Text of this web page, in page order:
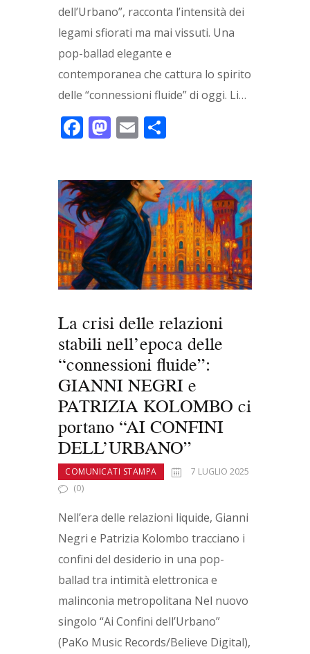
dell’Urbano”, racconta l’intensità dei
legami sfiorati ma mai vissuti. Una
pop-ballad elegante e
contemporanea che cattura lo spirito
delle “connessioni fluide” di oggi. Li…
F
b
o
o
k
M
d
o
n
E
l di
vi
di
La crisi delle relazioni
stabili nell’epoca delle
“connessioni fluide”:
GIANNI NEGRI e
PATRIZIA KOLOMBO ci
portano “AI CONFINI
DELL’URBANO”
COMUNICATI STAMPA
7 LUGLIO 2025
(0)
Nell’era delle relazioni liquide, Gianni
Negri e Patrizia Kolombo tracciano i
confini del desiderio in una pop-
ballad tra intimità elettronica e
malinconia metropolitana Nel nuovo
singolo “Ai Confini dell’Urbano”
(PaKo Music Records/Believe Digital),